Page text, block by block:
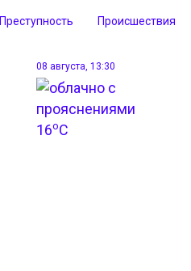
Преступность Происшествия
08 августа, 13:30
16oC